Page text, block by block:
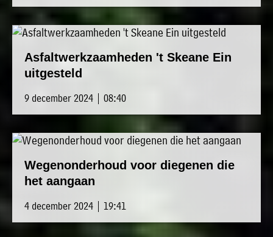
Asfaltwerkzaamheden 't Skeane Ein
uitgesteld
9 december 2024 | 08:40
Wegenonderhoud voor diegenen die
het aangaan
4 december 2024 | 19:41